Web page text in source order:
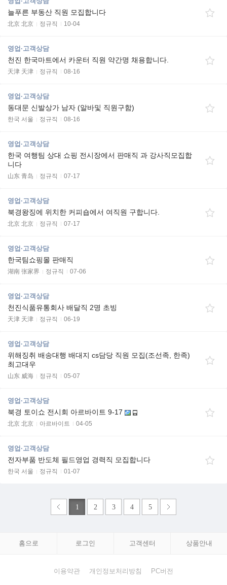
늘푸른 부동산 직원 모집합니다
北京 北京 정규직 10-04
영업·고객상담
천진 한국마트에서 카운터 직원 약간명 채용합니다.
天津 天津 정규직 08-16
영업·고객상담
동대문 신발상가 남자 (알바및 직원구함)
한국 서울 정규직 08-16
영업·고객상담
한국 여행팀 상대 쇼핑 전시장에서 판매직 과 강사직모집합
니다
山东 青岛 정규직 07-17
영업·고객상담
북경왕징에 위치한 커피숍에서 여직원 구합니다.
北京 北京 정규직 07-17
영업·고객상담
한국팀쇼핑몰 판매직
湖南 张家界 정규직 07-06
영업·고객상담
천진식품유통회사 배달직 2명 초빙
天津 天津 정규직 06-19
영업·고객상담
위해징취 배송대행 배대지 cs담당 직원 모집(조선족, 한족)
최고대우
山东 威海 정규직 05-07
영업·고객상담
북경 토이쇼 전시회 아르바이트 9-17
北京 北京 아르바이트 04-05
영업·고객상담
전자부품 반도체 필드영업 경력직 모집합니다
한국 서울 정규직 01-07
1 2 3 4 5
홈으로 로그인 고객센터 상품안내
이용약관 개인정보처리방침 PC버전